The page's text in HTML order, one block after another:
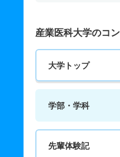
産業医科大学のコ
大学トップ
学部・学科
先輩体験記